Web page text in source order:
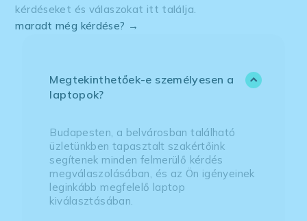
kérdéseket és válaszokat itt találja.
maradt még kérdése? →
Megtekinthetőek-e személyesen a
laptopok?
Budapesten, a belvárosban található
üzletünkben tapasztalt szakértőink
segítenek minden felmerülő kérdés
megválaszolásában, és az Ön igényeinek
leginkább megfelelő laptop
kiválasztásában.